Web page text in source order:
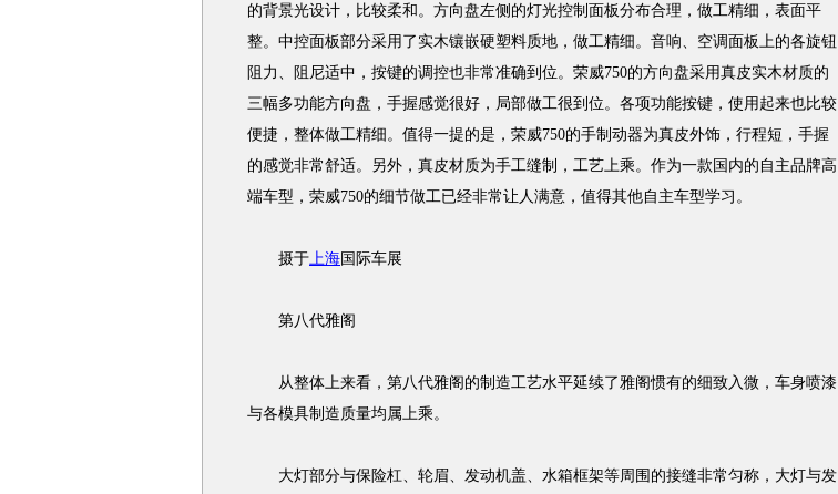
的背景光设计，比较柔和。方向盘左侧的灯光控制面板分布合理，做工精细，表面平
整。中控面板部分采用了实木镶嵌硬塑料质地，做工精细。音响、空调面板上的各旋钮
阻力、阻尼适中，按键的调控也非常准确到位。荣威750的方向盘采用真皮实木材质的
三幅多功能方向盘，手握感觉很好，局部做工很到位。各项功能按键，使用起来也比较
便捷，整体做工精细。值得一提的是，荣威750的手制动器为真皮外饰，行程短，手握
的感觉非常舒适。另外，真皮材质为手工缝制，工艺上乘。作为一款国内的自主品牌高
端车型，荣威750的细节做工已经非常让人满意，值得其他自主车型学习。
摄于上海国际车展
第八代雅阁
从整体上来看，第八代雅阁的制造工艺水平延续了雅阁惯有的细致入微，车身喷漆
与各模具制造质量均属上乘。
大灯部分与保险杠、轮眉、发动机盖、水箱框架等周围的接缝非常匀称，大灯与发